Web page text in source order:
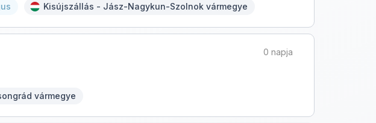
Kisújszállás - Jász-Nagykun-Szolnok vármegye
0 napja
vármegye